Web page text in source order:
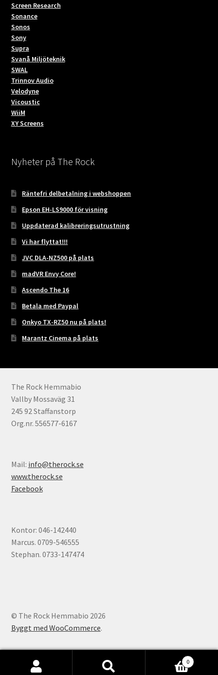
Screen Research
Sonance
Sonos
Sony
Supra
Svanå Miljöteknik
SWAL
Trinnov Audio
Velodyne
Vicoustic
WiiM
XY Screens
Nyheter på The Rock
Räntefri delbetalning i webshoppen
Epson EH-LS9000 för visning
Uppdaterad kalibreringsutrustning
Vi har flyttat!!!
JVC DLA-NZ500 på plats
madVR Envy Core!
Ascendo The 16
Betala med Paypal
Onkyo TX-RZ50 nu på plats!
Marantz Cinema på plats
The Rock Hemmabio
Vallby Mossaväg 31
245 92 Staffanstorp
Org.nr. 556577-6167
Mail: info@therock.se
www.therock.se
Facebook
Kontor: 046-142440
Marcus. 0709-546555
Stephan. 0733-147474
© The Rock Hemmabio 2026
Byggt med WooCommerce.
0